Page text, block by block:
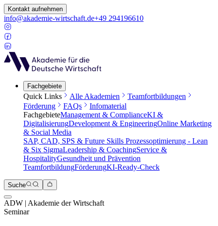
Kontakt aufnehmen
info@akademie-wirtschaft.de+49 294196610
Fachgebiete
Quick Links Alle Akademien
Teamfortbildungen
Förderung
FAQs
Infomaterial
FachgebieteManagement & ComplianceKI &
DigitalisierungDevelopment & EngineeringOnline Marketing
& Social Media
SAP, CAD, SPS & Future Skills Prozessoptimierung - Lean
& Six SigmaLeadership & CoachingService &
HospitalityGesundheit und Prävention
TeamfortbildungFörderungKI-Ready-Check
Suche
ADW | Akademie der Wirtschaft
Seminar